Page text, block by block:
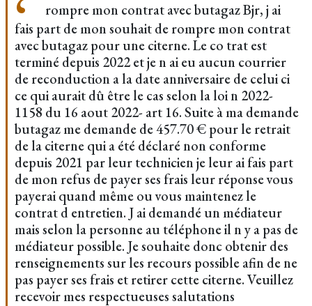
rompre mon contrat avec butagaz Bjr, j ai
fais part de mon souhait de rompre mon contrat
avec butagaz pour une citerne. Le co trat est
terminé depuis 2022 et je n ai eu aucun courrier
de reconduction a la date anniversaire de celui ci
ce qui aurait dû être le cas selon la loi n 2022-
1158 du 16 aout 2022- art 16. Suite à ma demande
butagaz me demande de 457.70 € pour le retrait
de la citerne qui a été déclaré non conforme
depuis 2021 par leur technicien je leur ai fais part
de mon refus de payer ses frais leur réponse vous
payerai quand même ou vous maintenez le
contrat d entretien. J ai demandé un médiateur
mais selon la personne au téléphone il n y a pas de
médiateur possible. Je souhaite donc obtenir des
renseignements sur les recours possible afin de ne
pas payer ses frais et retirer cette citerne. Veuillez
recevoir mes respectueuses salutations